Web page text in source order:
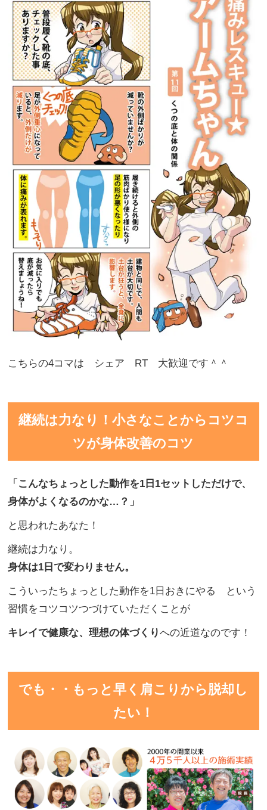
こちらの4コマは シェア RT 大歓迎です＾＾
継続は力なり！小さなことからコツコ
ツが身体改善のコツ
「こんなちょっとした動作を1日1セットしただけで、
身体がよくなるのかな… ？」
と思われたあなた！
継続は力なり。
身体は1日で変わりません。
こういったちょっとした動作を1日おきにやる という
習慣をコツコツつづけていただくことが
キレイで健康な、理想の体づくりへの近道なのです！
でも・・もっと早く肩こりから脱却し
たい！